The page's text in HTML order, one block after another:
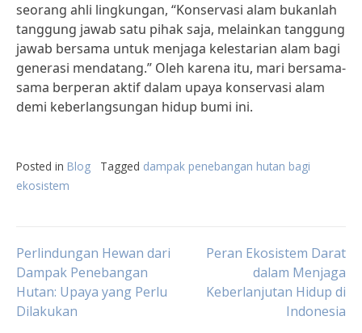
seorang ahli lingkungan, “Konservasi alam bukanlah
tanggung jawab satu pihak saja, melainkan tanggung
jawab bersama untuk menjaga kelestarian alam bagi
generasi mendatang.” Oleh karena itu, mari bersama-
sama berperan aktif dalam upaya konservasi alam
demi keberlangsungan hidup bumi ini.
Posted in Blog Tagged dampak penebangan hutan bagi
ekosistem
Post
navigation
Perlindungan Hewan dari
Dampak Penebangan
Hutan: Upaya yang Perlu
Dilakukan
Peran Ekosistem Darat
dalam Menjaga
Keberlanjutan Hidup di
Indonesia